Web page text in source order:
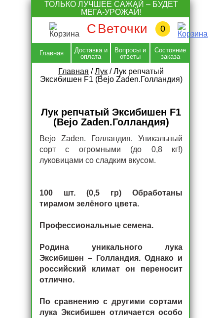
Skip
content
ТОЛЬКО ЛУЧШЕЕ САЖАЙ – БУДЕТ
МЕГА-УРОЖАЙ!
С Веточки 0
Главная
Доставка и
оплата
Вопросы и
ответы
Состояние
заказа
Главная /Лук /Лук репчатый
Эксибишен F1 (Bejo Zaden.Голландия)
Лук репчатый Эксибишен F1
(Bejo Zaden.Голландия)
Bejo Zaden. Голландия. Уникальный
сорт с огромными (до 0,8 кг!)
луковицами со сладким вкусом.
100 шт. (0,5 гр) Обработаны
тирамом зелёного цвета.
Профессиональные семена.
Родина уникального лука
Эксибишен – Голландия. Однако и
российский климат он переносит
отлично.
По сравнению с другими сортами
лука Эксибишен отличается особо